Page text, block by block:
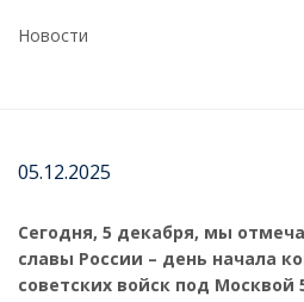
Новости
05.12.2025
Сегодня, 5 декабря, мы
славы России – день начала
советских войск под Москвой